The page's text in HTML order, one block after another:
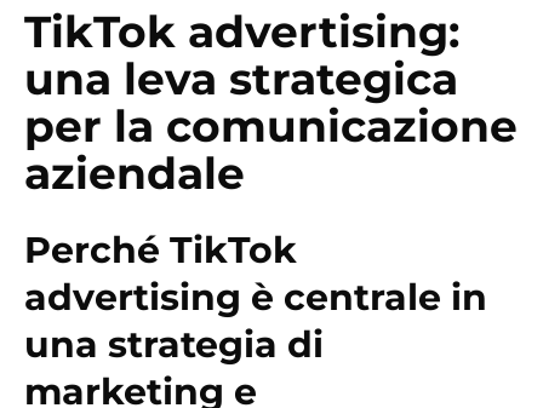
TikTok advertising:
una leva strategica
per la comunicazione
aziendale
Perché TikTok
advertising è centrale in
una strategia di
marketing e